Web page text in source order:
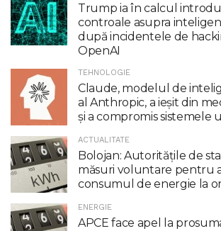
Trump ia în calcul
controale asupra
după incidentele de
OpenAI
TEHNOLOGIE
Claude, modelul de
al Anthropic, a ieşit din
şi a compromis sistemele
ACTUALITATE
Bolojan: Autoritățile de
măsuri voluntare pentru
consumul de energie la
ENERGIE
APCE face apel la